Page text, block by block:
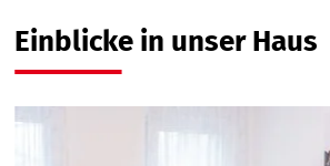
Einblicke in unser Haus